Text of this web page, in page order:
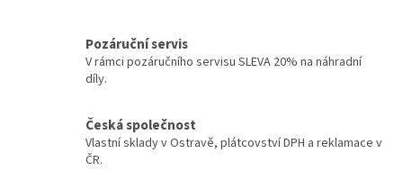
Pozáruční servis
V rámci pozáručního servisu SLEVA 20% na náhradní
díly.
Česká společnost
Vlastní sklady v Ostravě, plátcovství DPH a reklamace v
ČR.